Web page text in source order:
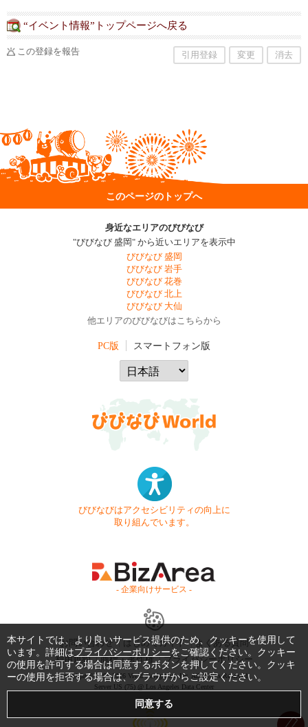
“イベント情報”トップページへ戻る
この登録を報告 引用登録 変更 消去
このページのトップへ
身近なエリアのびびなび
"びびなび 盛岡" から近いエリアを表示中
びびなび 盛岡
びびなび 岩手
びびなび 花巻
びびなび 北上
びびなび 大仙
他エリアのびびなびはこちらから
PC版 スマートフォン版
びびなびはアクセシビリティの向上に
取り組んでいます。
- 企業向けサービス -
お問い合わせ はじめてガイド
よくある質問
利用規約
商標・著作権 プライバシーポリシー
Copyright © 1999-2026 Vivid Navigation, Inc. All Rights Reserved.
Server US (75) @ Los Angeles Data Center
本サイトでは、より良いサービス提供のため、クッキーを使用して
います。詳細はプライバシーポリシーをご確認ください。クッキー
の使用を許可する場合は同意するボタンを押してください。クッキ
ーの使用を拒否する場合は、ブラウザからご設定ください。